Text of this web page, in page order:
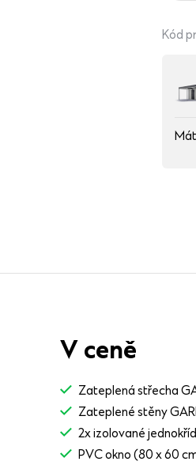
Kód
V ceně
Zateplená střecha
Zateplené stěny
2x izolované
PVC okno (80 x 60